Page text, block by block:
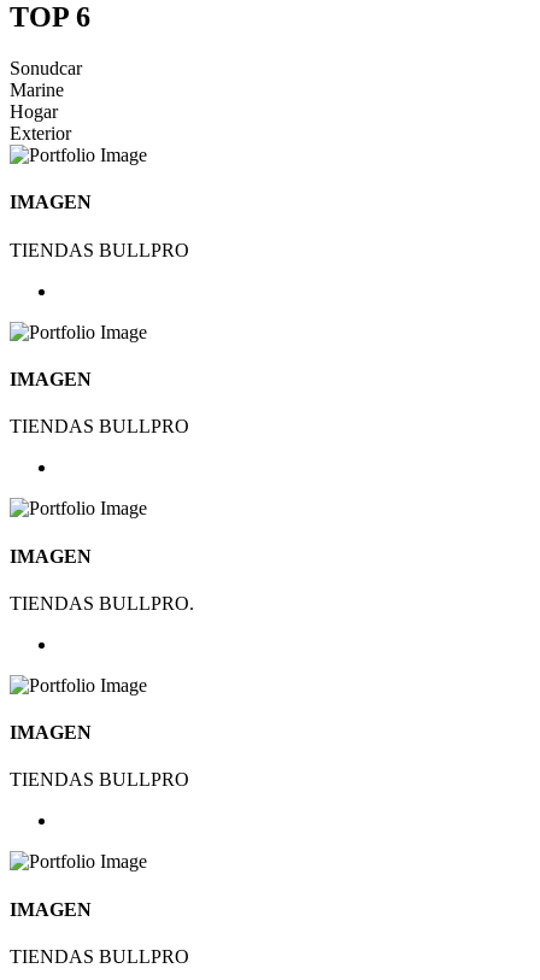
TOP 6
Sonudcar
Marine
Hogar
Exterior
IMAGEN
TIENDAS BULLPRO
IMAGEN
TIENDAS BULLPRO
IMAGEN
TIENDAS BULLPRO.
IMAGEN
TIENDAS BULLPRO
IMAGEN
TIENDAS BULLPRO